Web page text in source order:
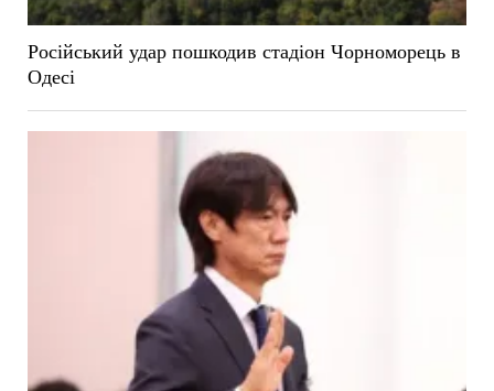
Російський удар пошкодив стадіон Чорноморець в
Одесі